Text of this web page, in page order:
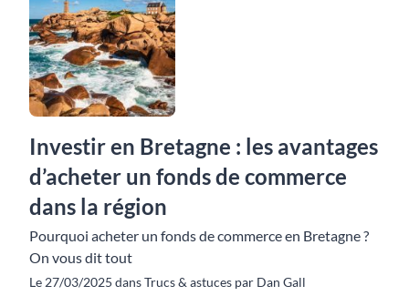
Investir en Bretagne : les avantages
d’acheter un fonds de commerce
dans la région
Pourquoi acheter un fonds de commerce en Bretagne ?
On vous dit tout
Le 27/03/2025 dans Trucs & astuces par Dan Gall